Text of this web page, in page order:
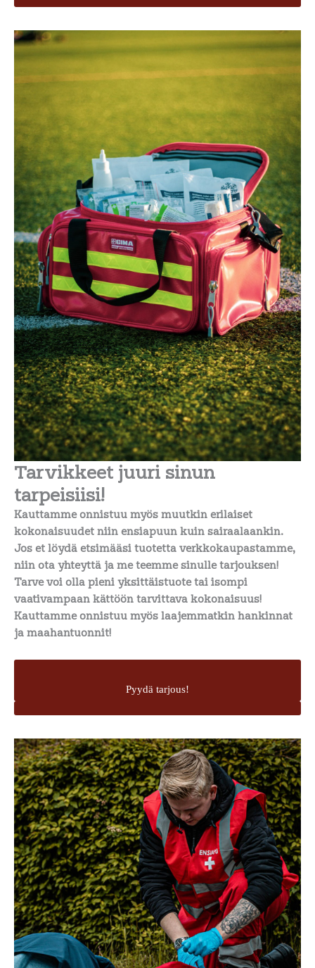
Tarvikkeet juuri sinun
tarpeisiisi!
Kauttamme onnistuu myös muutkin erilaiset
kokonaisuudet niin ensiapuun kuin sairaalaankin.
Jos et löydä etsimääsi tuotetta verkkokaupastamme,
niin ota yhteyttä ja me teemme sinulle tarjouksen!
Tarve voi olla pieni yksittäistuote tai isompi
vaativampaan kättöön tarvittava kokonaisuus!
Kauttamme onnistuu myös laajemmatkin hankinnat
ja maahantuonnit!
Pyydä tarjous!